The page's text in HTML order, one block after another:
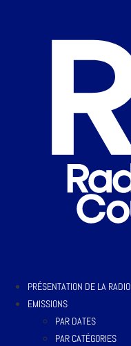
PRÉSENTATION DE LA RADIO
EMISSIONS
PAR DATES
PAR CATÉGORIES